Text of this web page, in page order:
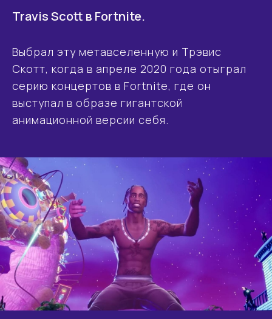
Travis Scott в Fortnite.
Выбрал эту метавселенную и Трэвис
Скотт, когда в апреле 2020 года отыграл
серию концертов в Fortnite, где он
выступал в образе гигантской
анимационной версии себя.